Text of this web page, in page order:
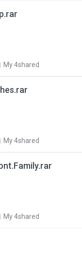
My 4shared
My 4shared
My 4shared